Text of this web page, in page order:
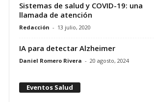
Sistemas de salud y COVID-19: una
llamada de atención
Redacción - 13 julio, 2020
IA para detectar Alzheimer
Daniel Romero Rivera - 20 agosto, 2024
Eventos Salud